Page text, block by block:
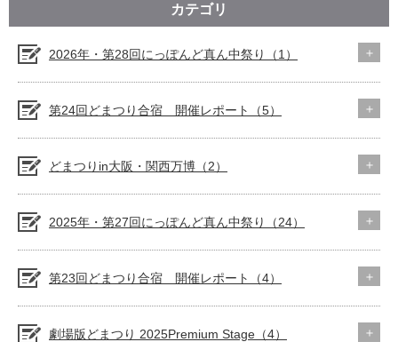
カテゴリ
2026年・第28回にっぽんど真ん中祭り（1）
第24回どまつり合宿 開催レポート（5）
どまつりin大阪・関西万博（2）
2025年・第27回にっぽんど真ん中祭り（24）
第23回どまつり合宿 開催レポート（4）
劇場版どまつり 2025Premium Stage（4）